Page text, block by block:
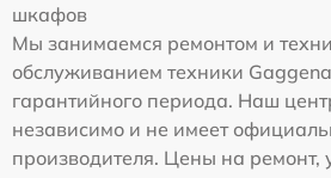
шкафов
Мы занимаемся ремонтом и
обслуживанием техники
гарантийного периода. Наш
независимо и не имеет
производителя. Цены на ремонт,